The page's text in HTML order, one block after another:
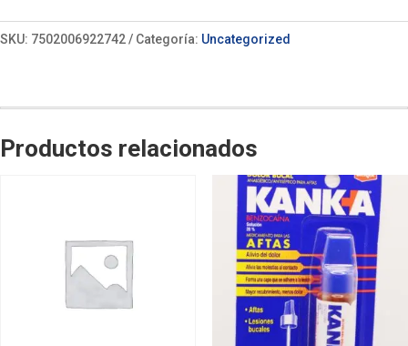
SKU: 7502006922742 Categoría: Uncategorized
Productos relacionados